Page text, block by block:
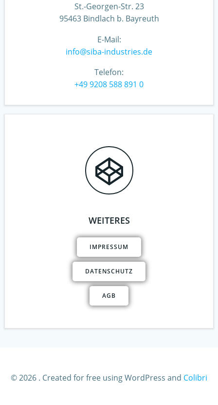
St.-Georgen-Str. 23
95463 Bindlach b. Bayreuth
E-Mail:
info@siba-industries.de
Telefon:
+49 9208 588 891 0
WEITERES
IMPRESSUM
DATENSCHUTZ
AGB
© 2026 . Created for free using WordPress and Colibri